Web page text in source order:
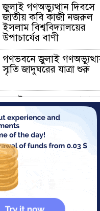
জুলাই গণঅভ্যুত্থান দিবসে
জাতীয় কবি কাজী নজরুল
ইসলাম বিশ্ববিদ্যালয়ের
উপাচার্যের বাণী
গণভবনে জুলাই
স্মৃতি জাদুঘরের যাত্রা শুরু
জুলাই আন্দোলন জনগণের,
কৃতিত্ব কোনো একক দলের
প্রধানমন্ত্রী
মালয়েশিয়ায় সহকর্মীদের
সংঘর্ষে ৩ বাংলাদেশি নিহত,
গ্রেপ্তার ১
শহীদের আত্মত্যাগে গড়া
ঐক্য রক্ষা করতে হবে :
প্রধানমন্ত্রী